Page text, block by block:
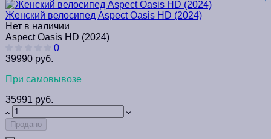
Женский велосипед Aspect Oasis HD (2024)
Нет в наличии
Aspect Oasis HD (2024)
0
39990 руб.
При самовывозе
35991 руб.
Продано